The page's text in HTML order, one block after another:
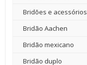
Bridões e acessórios
Bridão Aachen
Bridão mexicano
Bridão duplo